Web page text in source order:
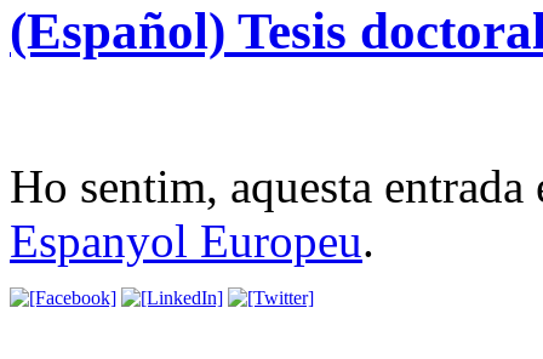
(Español) Tesis
Ho sentim, aquesta
Espanyol Europeu.